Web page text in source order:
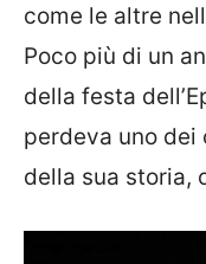
come le altre
Poco più di un
della festa
perdeva uno
della sua storia,